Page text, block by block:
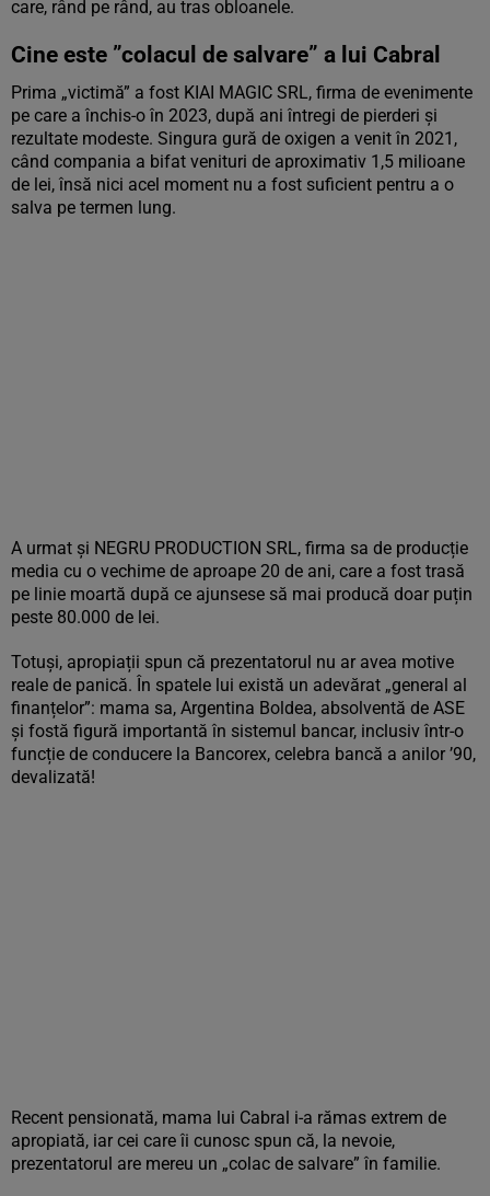
care, rând pe rând, au tras obloanele.
Cine este ”colacul de salvare” a lui Cabral
Prima „victimă” a fost KIAI MAGIC SRL, firma de evenimente
pe care a închis-o în 2023, după ani întregi de pierderi și
rezultate modeste. Singura gură de oxigen a venit în 2021,
când compania a bifat venituri de aproximativ 1,5 milioane
de lei, însă nici acel moment nu a fost suficient pentru a o
salva pe termen lung.
A urmat și NEGRU PRODUCTION SRL, firma sa de producție
media cu o vechime de aproape 20 de ani, care a fost trasă
pe linie moartă după ce ajunsese să mai producă doar puțin
peste 80.000 de lei.
Totuși, apropiații spun că prezentatorul nu ar avea motive
reale de panică. În spatele lui există un adevărat „general al
finanțelor”: mama sa, Argentina Boldea, absolventă de ASE
și fostă figură importantă în sistemul bancar, inclusiv într-o
funcție de conducere la Bancorex, celebra bancă a anilor ’90,
devalizată!
Recent pensionată, mama lui Cabral i-a rămas extrem de
apropiată, iar cei care îi cunosc spun că, la nevoie,
prezentatorul are mereu un „colac de salvare” în familie.